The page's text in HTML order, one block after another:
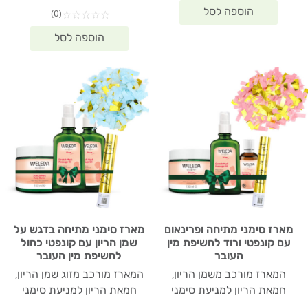
₪392.10.
☆
☆
☆
☆
☆
(0)
מארז סימני מתיחה ופרינאום
עם קונפטי ורוד לחשיפת מין
העובר
המארז מורכב משמן הריון,
חמאת הריון למניעת סימני
מארז סימני מתיחה בדגש על
שמן הריון עם קונפטי כחול
לחשיפת מין העובר
המארז מורכב מזוג שמן הריון,
חמאת הריון למניעת סימני